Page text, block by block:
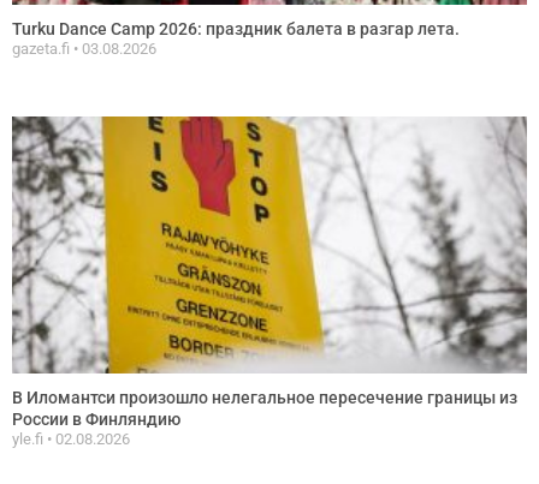
Turku Dance Camp 2026: праздник балета в разгар летa.
gazeta.fi 03.08.2026
В Иломантси произошло нелегальное пересечение границы из
России в Финляндию
yle.fi 02.08.2026